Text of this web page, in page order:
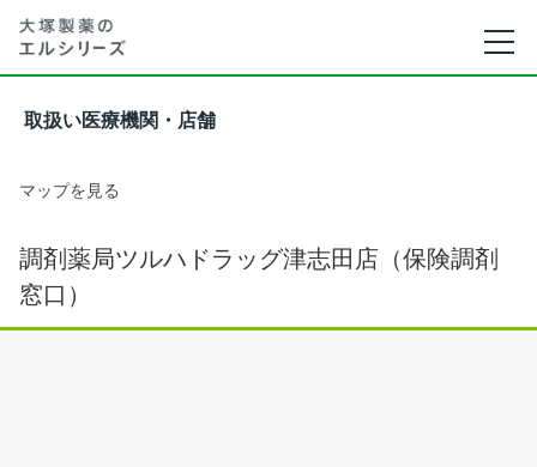
取扱い医療機関・店舗
マップを見る
調剤薬局ツルハドラッグ津志田店（保険調剤
窓口）